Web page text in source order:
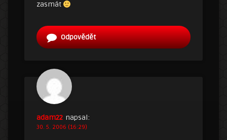
zasmát
Odpovědět
adam22 napsal:
30. 5. 2006 (16:29)